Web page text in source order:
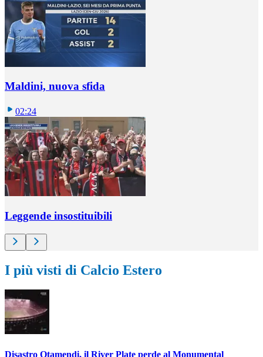
Maldini, nuova sfida
02:24
Leggende insostituibili
I più visti di Calcio Estero
Disastro Otamendi, il River Plate perde al Monumental